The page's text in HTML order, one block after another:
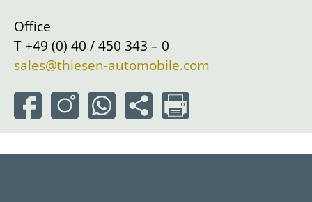
Office
T +49 (0) 40 / 450 343 – 0
sales@thiesen-automobile.com